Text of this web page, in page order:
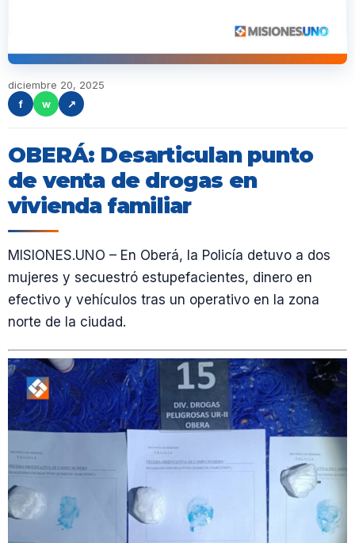
diciembre 20, 2025
f
w ↗
OBERÁ: Desarticulan punto
de venta de drogas en
vivienda familiar
MISIONES.UNO – En Oberá, la Policía detuvo a dos
mujeres y secuestró estupefacientes, dinero en
efectivo y vehículos tras un operativo en la zona
norte de la ciudad.